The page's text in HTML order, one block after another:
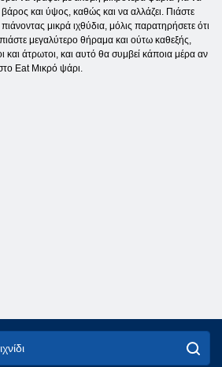
βάρος και ύψος, καθώς και να αλλάζει. Πιάστε
μικρά ιχθύδια, μόλις παρατηρήσετε ότι
μεγαλύτερο θήραμα και ούτω καθεξής,
και άτρωτοι, και αυτό θα συμβεί κάποια μέρα αν
στο Eat Μικρό ψάρι.